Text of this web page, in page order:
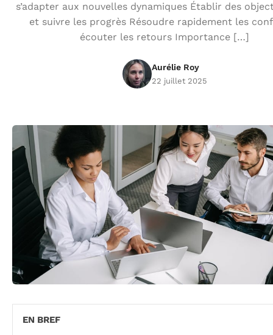
s’adapter aux nouvelles dynamiques Établir des
et suivre les progrès Résoudre rapidement les
écouter les retours Importance […]
Aurélie Roy
22 juillet 2025
EN BREF